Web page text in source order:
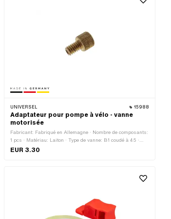
UNIVERSEL 15988
Adaptateur pour pompe à vélo - vanne
motorisée
Fabricant: Fabriqué en Allemagne · Nombre de composants:
1 pcs · Matériau: Laiton · Type de vanne: B1 coudé à 45 ·
Type de vanne: B4 coudé à 90 · Type de vanne: Schrader
EUR 3.30